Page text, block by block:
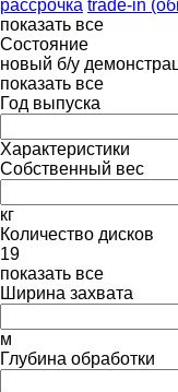
рассрочка trade-in
показать все
Состояние
новый б/у
показать все
Год выпуска
Характеристики
Собственный вес
кг
Количество дисков
19
показать все
Ширина захвата
м
Глубина обработки